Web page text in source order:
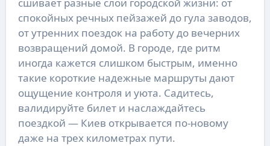
сшивает разные слои городской жизни: от
спокойных речных пейзажей до гула заводов,
от утренних поездок на работу до вечерних
возвращений домой. В городе, где ритм
иногда кажется слишком быстрым, именно
такие короткие надежные маршруты дают
ощущение контроля и уюта. Садитесь,
валидируйте билет и наслаждайтесь
поездкой — Киев открывается по-новому
даже на трех километрах пути.